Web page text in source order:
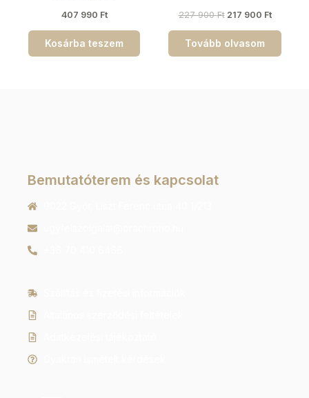
407 990 Ft
Kosárba teszem
227 900Ft 217 900 Ft
Tovább olvasom
Bemutatóterem és kapcsolat